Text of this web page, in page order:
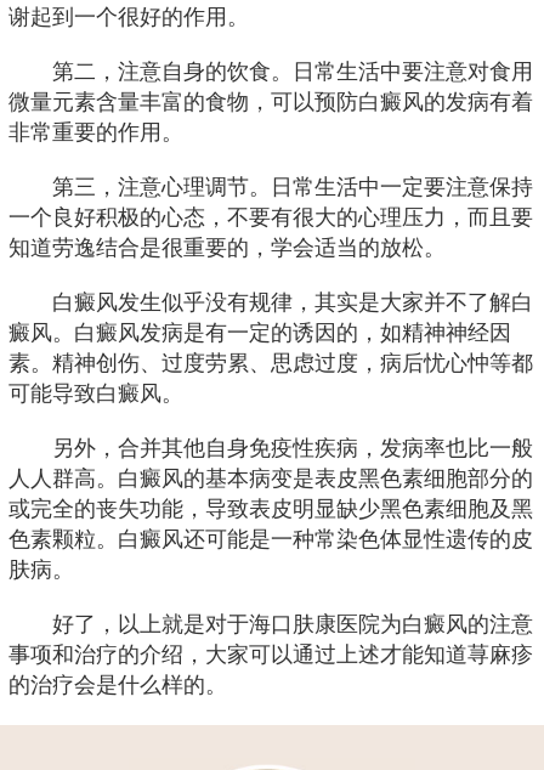
谢起到一个很好的作用。
第二，注意自身的饮食。日常生活中要注意对食用
微量元素含量丰富的食物，可以预防白癜风的发病有着
非常重要的作用。
第三，注意心理调节。日常生活中一定要注意保持
一个良好积极的心态，不要有很大的心理压力，而且要
知道劳逸结合是很重要的，学会适当的放松。
白癜风发生似乎没有规律，其实是大家并不了解白
癜风。白癜风发病是有一定的诱因的，如精神神经因
素。精神创伤、过度劳累、思虑过度，病后忧心忡等都
可能导致白癜风。
另外，合并其他自身免疫性疾病，发病率也比一般
人人群高。白癜风的基本病变是表皮黑色素细胞部分的
或完全的丧失功能，导致表皮明显缺少黑色素细胞及黑
色素颗粒。白癜风还可能是一种常染色体显性遗传的皮
肤病。
好了，以上就是对于海口肤康医院为白癜风的注意
事项和治疗的介绍，大家可以通过上述才能知道荨麻疹
的治疗会是什么样的。